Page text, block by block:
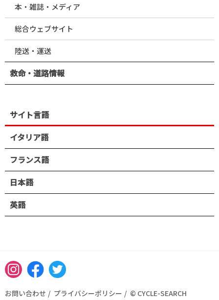
本・雑誌・メディア
総合ウェブサイト
陸送・運送
救命・道路情報
サイト言語
イタリア語
フランス語
日本語
英語
InstagramFacebookTwitter
お問い合わせ プライバシーポリシー © CYCLE-SEARCH